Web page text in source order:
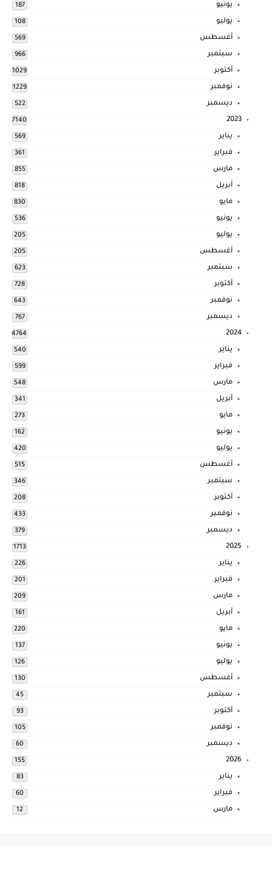
يونيو 187
يوليو 108
أغسطس 569
سبتمبر 966
أكتوبر 1029
نوفمبر 1229
ديسمبر 522
2023
7140
يناير 569
فبراير 361
مارس 855
أبريل 818
مايو 830
يونيو 536
يوليو 205
أغسطس 205
سبتمبر 623
أكتوبر 728
نوفمبر 643
ديسمبر 767
2024
4764
يناير 540
فبراير 599
مارس 548
أبريل 341
مايو 273
يونيو 162
يوليو 420
أغسطس 515
سبتمبر 346
أكتوبر 208
نوفمبر 433
ديسمبر 379
2025
1713
يناير 226
فبراير 201
مارس 209
أبريل 161
مايو 220
يونيو 137
يوليو 126
أغسطس 130
سبتمبر 45
أكتوبر 93
نوفمبر 105
ديسمبر 60
2026
155
يناير 83
فبراير 60
مارس 12